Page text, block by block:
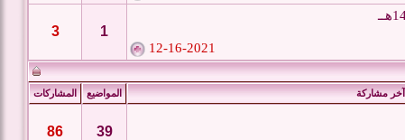
12-16-2021
1
3
آخر مشاركة المواضيع المشاركات
39
86